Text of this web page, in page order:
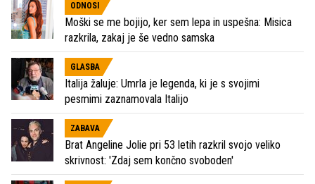
ODNOSI
Moški se me bojijo, ker sem lepa in uspešna: Misica
razkrila, zakaj je še vedno samska
GLASBA
Italija žaluje: Umrla je legenda, ki je s svojimi
pesmimi zaznamovala Italijo
ZABAVA
Brat Angeline Jolie pri 53 letih razkril svojo veliko
skrivnost: 'Zdaj sem končno svoboden'